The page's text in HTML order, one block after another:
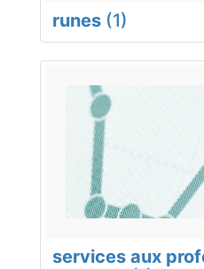
runes (1)
services aux